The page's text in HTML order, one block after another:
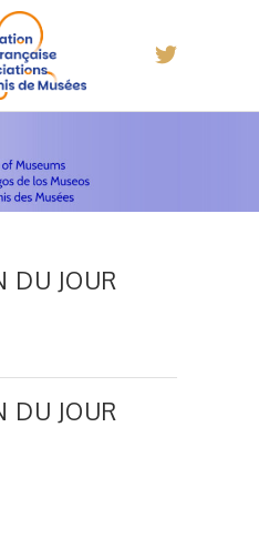
DU JOUR
DU JOUR